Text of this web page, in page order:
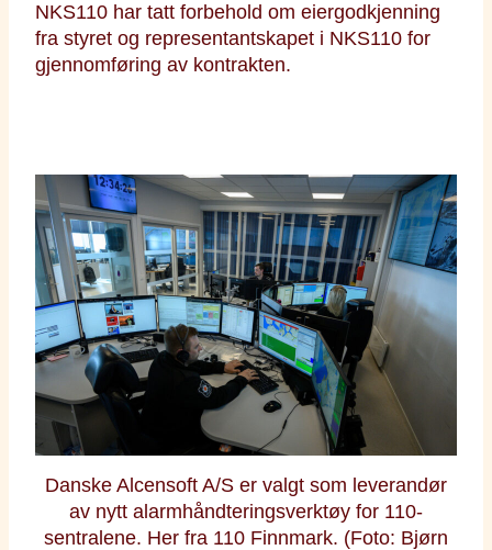
NKS110 har tatt forbehold om eiergodkjenning
fra styret og representantskapet i NKS110 for
gjennomføring av kontrakten.
Danske Alcensoft A/S er valgt som leverandør
av nytt alarmhåndteringsverktøy for 110-
sentralene. Her fra 110 Finnmark. (Foto: Bjørn